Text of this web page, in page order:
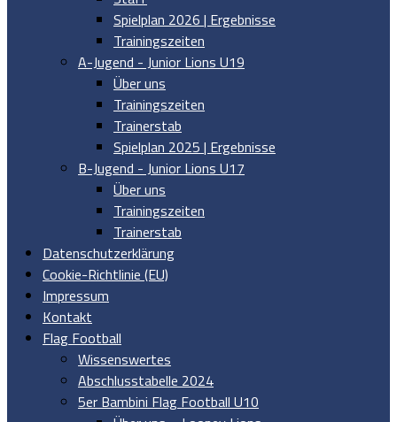
Spielplan 2026 | Ergebnisse
Trainingszeiten
A-Jugend - Junior Lions U19
Über uns
Trainingszeiten
Trainerstab
Spielplan 2025 | Ergebnisse
B-Jugend - Junior Lions U17
Über uns
Trainingszeiten
Trainerstab
Datenschutzerklärung
Cookie-Richtlinie (EU)
Impressum
Kontakt
Flag Football
Wissenswertes
Abschlusstabelle 2024
5er Bambini Flag Football U10